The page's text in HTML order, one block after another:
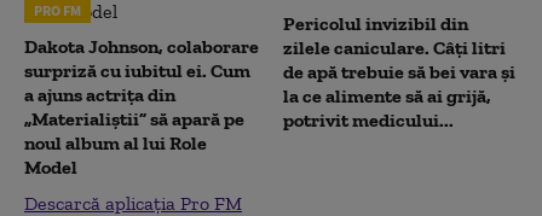
PRO FM
Dakota Johnson, colaborare
surpriză cu iubitul ei. Cum
a ajuns actrița din
„Materialiștii” să apară pe
noul album al lui Role
Model
Descarcă aplicația Pro FM
Pericolul invizibil din
zilele caniculare. Câți litri
de apă trebuie să bei vara și
la ce alimente să ai grijă,
potrivit medicului...